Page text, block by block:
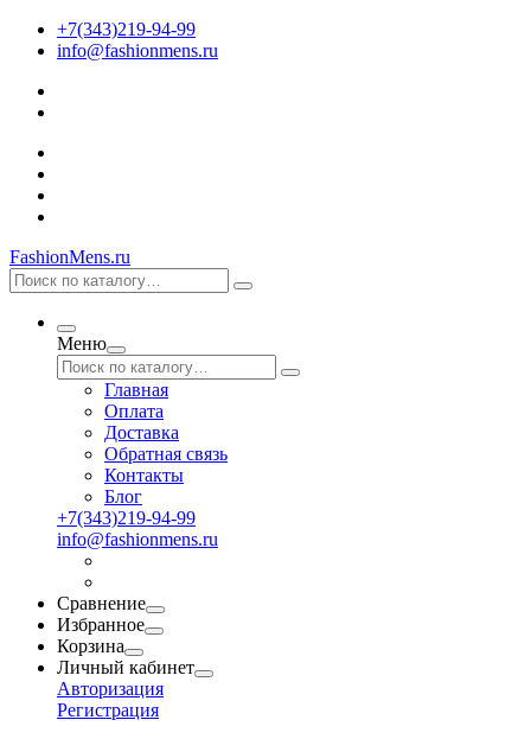
+7(343)219-94-99
info@fashionmens.ru
FashionMens.ru
Меню
Главная
Оплата
Доставка
Обратная связь
Контакты
Блог
+7(343)219-94-99
info@fashionmens.ru
Сравнение
Избранное
Корзина
Личный кабинет
Авторизация
Регистрация